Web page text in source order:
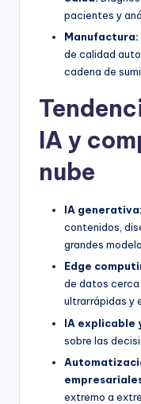
pacientes y
Manufactura:
de calidad
cadena de
IA y
nube
IA generativa:
contenidos,
grandes
Edge
de datos
ultrarrápidas y
IA explicable
sobre las
extremo a